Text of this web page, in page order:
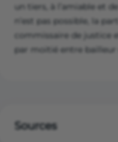
un tiers, à l’amiable et
n’est pas possible, la
commissaire de justice
par moitié entre bailleur
Sources